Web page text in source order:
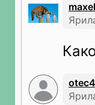
maxel